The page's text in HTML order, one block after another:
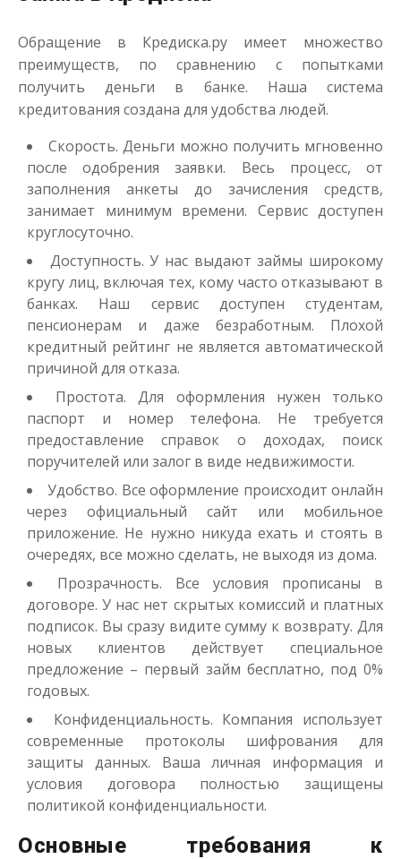
Переведём в долг
Сумма до50 000 ₽
Срок
Получить
Деньги до зарплаты
Сумма до50 000₽
Срок от 1до 21 дня
Получить
Обращение в Кредиска.ру имеет множество
преимуществ, по сравнению с попытками
получить деньги в банке. Наша система
кредитования создана для удобства людей.
Скорость. Деньги можно получить мгновенно
после одобрения заявки. Весь процесс, от
заполнения анкеты до зачисления средств,
занимает минимум времени. Сервис доступен
круглосуточно.
Доступность. У нас выдают займы широкому
кругу лиц, включая тех, кому часто отказывают в
банках. Наш сервис доступен студентам,
пенсионерам и даже безработным. Плохой
кредитный рейтинг не является автоматической
причиной для отказа.
Простота. Для оформления нужен только
паспорт и номер телефона. Не требуется
предоставление справок о доходах, поиск
поручителей или залог в виде недвижимости.
Удобство. Все оформление происходит онлайн
через официальный сайт или мобильное
приложение. Не нужно никуда ехать и стоять в
очередях, все можно сделать, не выходя из дома.
Прозрачность. Все условия прописаны в
договоре. У нас нет скрытых комиссий и платных
подписок. Вы сразу видите сумму к возврату. Для
новых клиентов действует специальное
предложение – первый займ бесплатно, под 0%
годовых.
Конфиденциальность. Компания использует
современные протоколы шифрования для
защиты данных. Ваша личная информация и
условия договора полностью защищены
политикой конфиденциальности.
Основные требования к